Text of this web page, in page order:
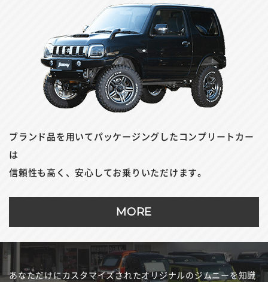
ブランド品を用いてパッケージングしたコンプリートカー
は
信頼性も高く、安心してお乗りいただけます。
MORE
あなただけにカスタマイズされたオリジナルのジムニーを知識